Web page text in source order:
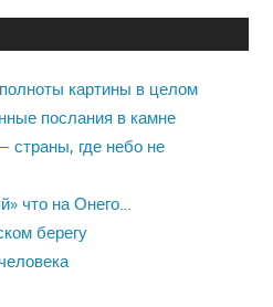
картины в целом
послания в камне
где небо не
что на Онего…
берегу